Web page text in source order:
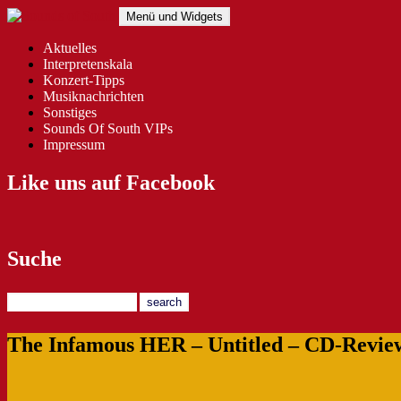
Zum
springen
Sounds of South
The Southern Way Of Music
Menü und Widgets
Aktuelles
Interpretenskala
Konzert-Tipps
Musiknachrichten
Sonstiges
Sounds Of South VIPs
Impressum
Like uns auf Facebook
Suche
The Infamous HER – Untitled – CD-